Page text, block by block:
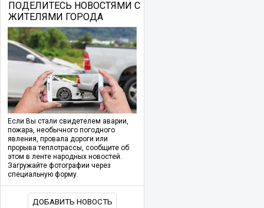
ПОДЕЛИТЕСЬ НОВОСТЯМИ С
ЖИТЕЛЯМИ ГОРОДА
Если Вы стали свидетелем аварии,
пожара, необычного погодного
явления, провала дороги или
прорыва теплотрассы, сообщите об
этом в ленте народных новостей.
Загружайте фотографии через
специальную форму.
ДОБАВИТЬ НОВОСТЬ